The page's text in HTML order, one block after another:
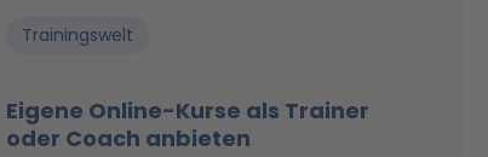
Trainingswelt
Eigene Online-Kurse als Trainer
oder Coach anbieten